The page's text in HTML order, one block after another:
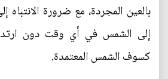
بالعين المجردة، مع ضرورة الانتباه
إلى الشمس في أي وقت دون
كسوف الشمس المعتمدة.